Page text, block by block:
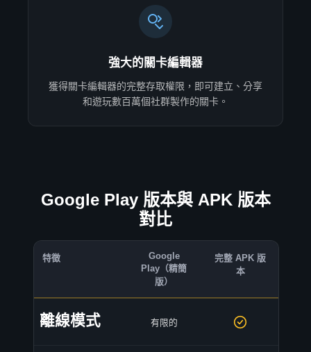
強大的關卡編輯器
獲得關卡編輯器的完整存取權限，即可建立、分享
和遊玩數百萬個社群製作的關卡。
Google Play 版本與 APK 版本
對比
特徵
Google
Play（精簡
版）
完整 APK 版
本
離線模式 有限的